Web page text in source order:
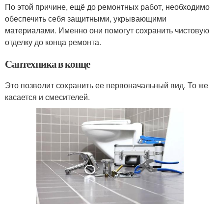
По этой причине, ещё до ремонтных работ, необходимо
обеспечить себя защитными, укрывающими
материалами. Именно они помогут сохранить чистовую
отделку до конца ремонта.
Сантехника в конце
Это позволит сохранить ее первоначальный вид. То же
касается и смесителей.